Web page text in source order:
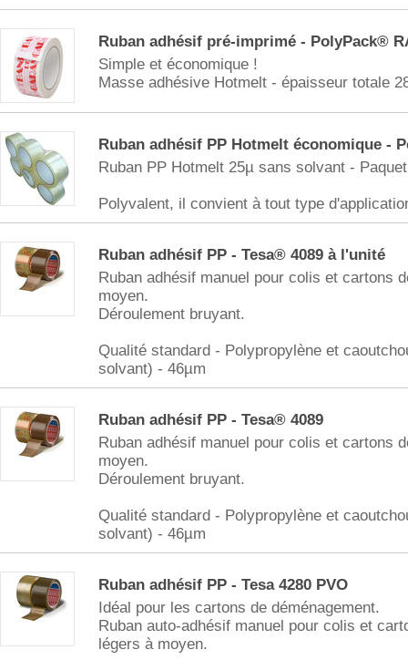
Ruban adhésif pré-imprimé - PolyPack®
Simple et économique !
Masse adhésive Hotmelt - épaisseur totale
Ruban adhésif PP Hotmelt économique -
Ruban PP Hotmelt 25µ sans solvant -
Polyvalent, il convient à tout type
Ruban adhésif PP - Tesa® 4089 à l'unité
Ruban adhésif manuel pour colis et cartons
moyen.
Déroulement bruyant.
Qualité standard - Polypropylène et
solvant) - 46µm
Ruban adhésif PP - Tesa® 4089
Ruban adhésif manuel pour colis et cartons
moyen.
Déroulement bruyant.
Qualité standard - Polypropylène et
solvant) - 46µm
Ruban adhésif PP - Tesa 4280 PVO
Idéal pour les cartons de déménagement.
Ruban auto-adhésif manuel pour colis et
légers à moyen.